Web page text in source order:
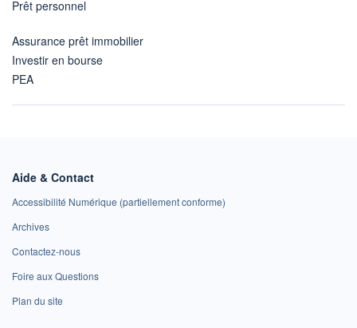
Prêt personnel
Assurance prêt immobilier
Investir en bourse
PEA
Aide & Contact
Accessibilité Numérique (partiellement conforme)
Archives
Contactez-nous
Foire aux Questions
Plan du site